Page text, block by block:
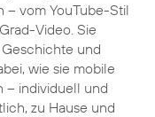
– vom YouTube-Stil
Video. Sie
und
wie sie mobile
– individuell und
zu Hause und